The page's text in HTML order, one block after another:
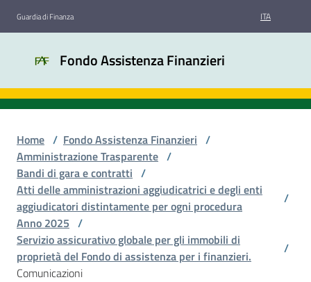
Guardia di Finanza ITA
Fondo Assistenza Finanzieri
Assistenza
Finanzieri
Chi
siamo
Bandi
di
gara
Home / Fondo Assistenza Finanzieri /
Amministrazione Trasparente /
Bandi di gara e contratti /
Atti delle amministrazioni aggiudicatrici e degli enti
aggiudicatori distintamente per ogni procedura
/
Anno 2025 /
Servizio assicurativo globale per gli immobili di
proprietà del Fondo di assistenza per i finanzieri.
/
Comunicazioni